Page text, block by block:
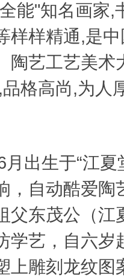
能"知名画家,
样样精通,是
陶艺工艺美术
格高尚,为人
出生于“江夏
，自动酷爱陶
父东茂公（江
学艺，自六岁
上雕刻龙纹图